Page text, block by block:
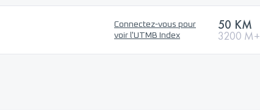
Connectez-vous pour
voir l'UTMB Index
50 KM
3200 M+